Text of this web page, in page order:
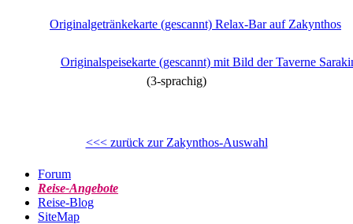
Originalgetränkekarte (gescannt) Relax-Bar auf Zakynthos
Originalspeisekarte (gescannt) mit Bild der Taverne
(3-sprachig)
<<< zurück zur Zakynthos-Auswahl
Forum
Reise-Angebote
Reise-Blog
SiteMap